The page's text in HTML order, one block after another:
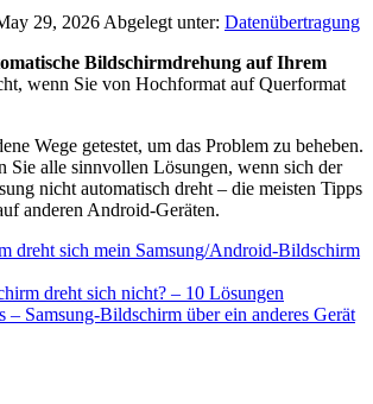
29, 2026 Abgelegt unter: Datenübertragung
Bildschirmdrehung auf Ihrem
wenn Sie von Hochformat auf Querformat
Wege getestet, um das Problem zu beheben.
Sie alle sinnvollen Lösungen, wenn sich der
nicht automatisch dreht – die meisten Tipps
anderen Android‑Geräten.
dreht sich mein Samsung/Android‑Bildschirm
dreht sich nicht? – 10 Lösungen
– Samsung‑Bildschirm über ein anderes Gerät